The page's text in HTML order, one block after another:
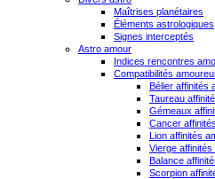
Maîtrises planétaires
Éléments astrologiques
Signes interceptés
Astro amour
Indices rencontres
Compatibilités
Bélier affinités
Taureau
Gémeaux
Cancer
Lion affinités
Vierge
Balance
Scorpion